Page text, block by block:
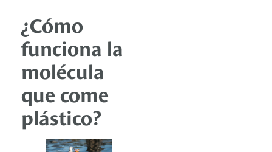
¿Cómo
funciona la
molécula
que come
plástico?